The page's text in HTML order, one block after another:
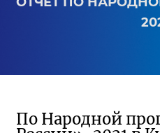
По Народной